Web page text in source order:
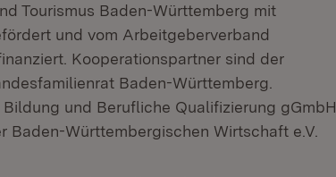
Tourismus Baden-Württemberg mit
und vom Arbeitgeberverband
Kooperationspartner sind der
Baden-Württemberg.
und Berufliche Qualifizierung gGmbH,
Württembergischen Wirtschaft e.V.